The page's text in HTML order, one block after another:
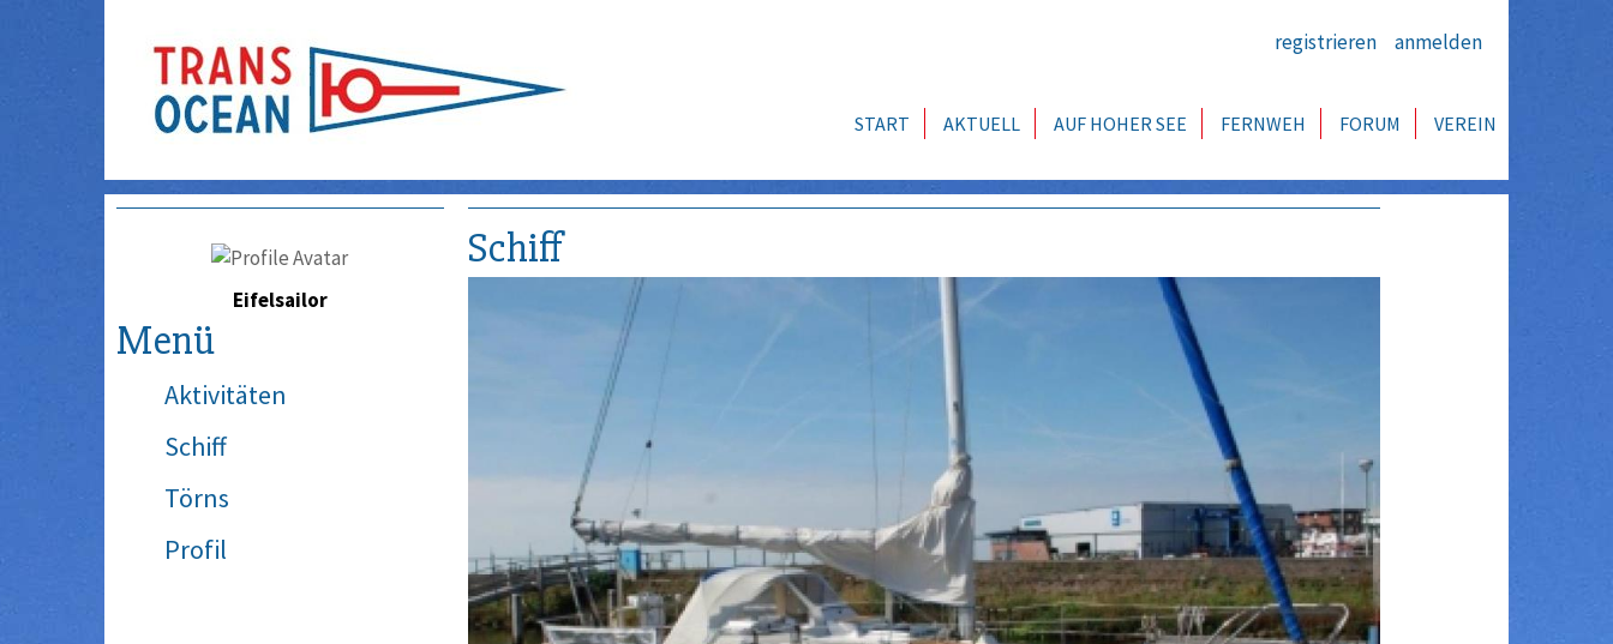
registrieren anmelden
START AKTUELL AUF HOHER SEE FERNWEH FORUM VEREIN
Eifelsailor
Menü
Aktivitäten
Schiff
Törns
Profil
Schiff